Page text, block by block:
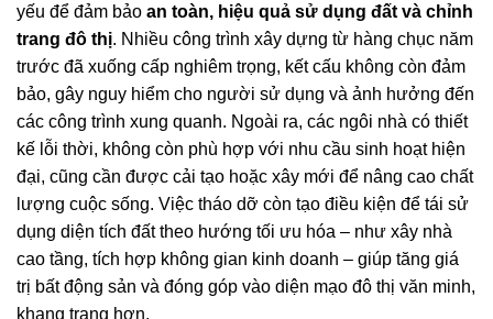
yếu để đảm bảo an toàn, hiệu quả sử dụng đất và chỉnh
trang đô thị. Nhiều công trình xây dựng từ hàng chục năm
trước đã xuống cấp nghiêm trọng, kết cấu không còn đảm
bảo, gây nguy hiểm cho người sử dụng và ảnh hưởng đến
các công trình xung quanh. Ngoài ra, các ngôi nhà có thiết
kế lỗi thời, không còn phù hợp với nhu cầu sinh hoạt hiện
đại, cũng cần được cải tạo hoặc xây mới để nâng cao chất
lượng cuộc sống. Việc tháo dỡ còn tạo điều kiện để tái sử
dụng diện tích đất theo hướng tối ưu hóa – như xây nhà
cao tầng, tích hợp không gian kinh doanh – giúp tăng giá
trị bất động sản và đóng góp vào diện mạo đô thị văn minh,
khang trang hơn.